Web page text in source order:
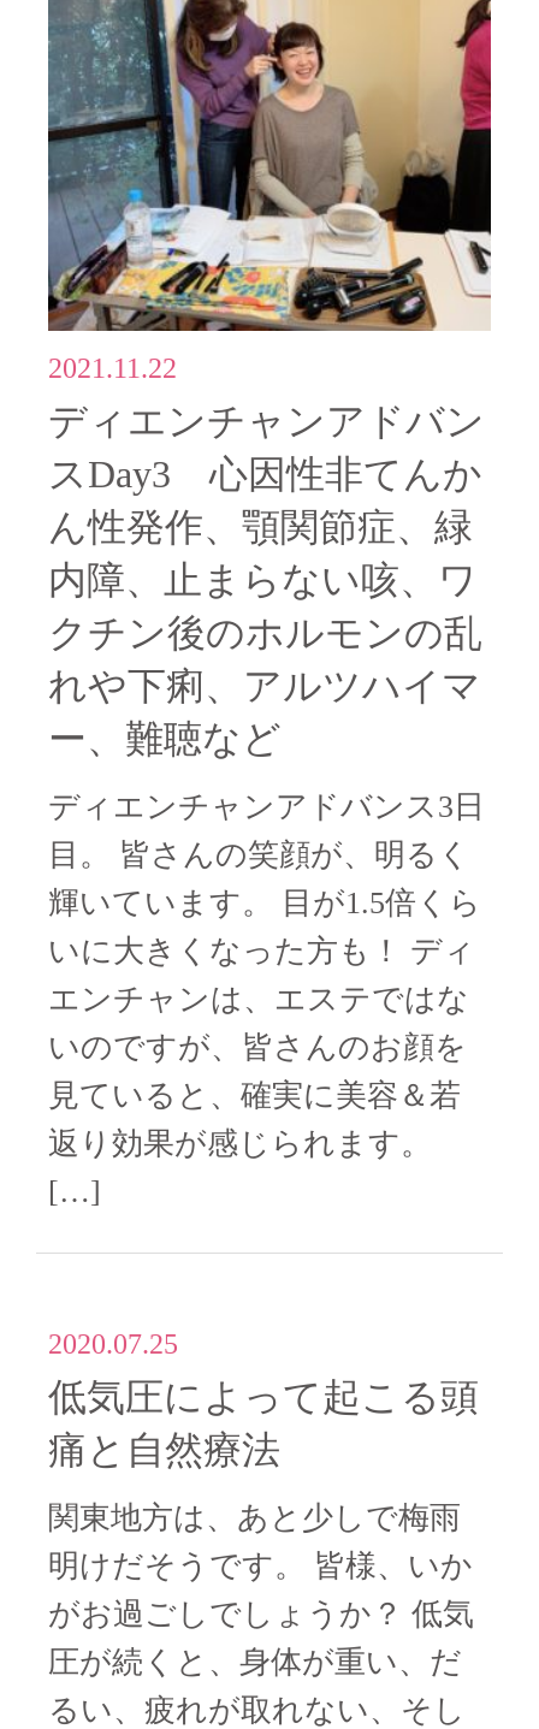
2021.11.22
ディエンチャンアドバン
スDay3 心因性非てんか
ん性発作、顎関節症、緑
内障、止まらない咳、ワ
クチン後のホルモンの乱
れや下痢、アルツハイマ
ー、難聴など
ディエンチャンアドバンス3日
目。 皆さんの笑顔が、明るく
輝いています。 目が1.5倍くら
いに大きくなった方も！ ディ
エンチャンは、エステではな
いのですが、皆さんのお顔を
見ていると、確実に美容＆若
返り効果が感じられます。
[…]
2020.07.25
低気圧によって起こる頭
痛と自然療法
関東地方は、あと少しで梅雨
明けだそうです。 皆様、いか
がお過ごしでしょうか？ 低気
圧が続くと、身体が重い、だ
るい、疲れが取れない、そし